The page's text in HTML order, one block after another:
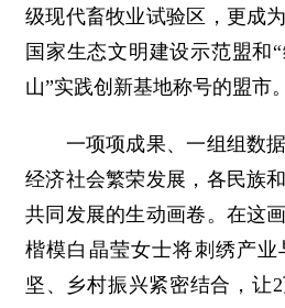
级现代畜牧业试验区，更成
国家生态文明建设示范盟和
山”实践创新基地称号的盟市。
一项项成果、一组组数据
经济社会繁荣发展，各民族
共同发展的生动画卷。在这
楷模白晶莹女士将刺绣产
坚、乡村振兴紧密结合，让